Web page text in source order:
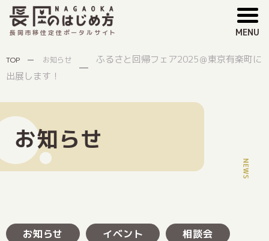
長岡市移住定住ポータルサイト MENU
TOP お知らせ
ふるさと回帰フェア2025＠東京有楽町に
出展します！
お知らせ
お知らせ イベント 相談会